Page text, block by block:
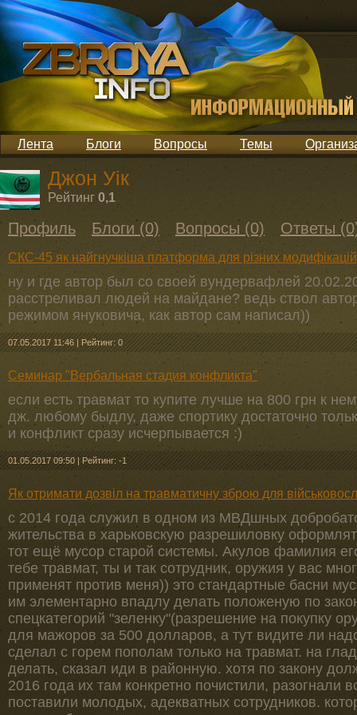
Лента Блоги Вопросы Темы
Джон Уік
Рейтинг 0,1
Профиль Блоги (0) Вопросы (0) Ответы
СКС-45 як найгнучкіша платформа для різних модифікацій
ну и где автор был со своей вундервафлей
расстреливал людей на майдане? ведь ствол
режимом януковича, как автор сам написал))
07.05.2017 11:46 | Рейтинг: 0
Семинар "Вербальная стадия конфликта"
если есть травмат то купите лучше на 800 грн к
дж. любому быдлу, даже спортику достаточно
и конфликт сразу исчерпывается :)
01.05.2017 09:50 | Рейтинг: -1
Як отримати дозвіл на травматичну зброю для
с 2014 года служил в одном из МВДшных
жительства в харьковскую разрешиловку
тот ещё мусор старой системы. Акулов фамилия
тебе травмат, ты и так сотрудник, оружия у вас
применят против меня)) это стандартные басни
им элементарно впадлу делать положеную по
спецкатегорий "зеленку"(разрешение на покупку
для мажоров за 500 долларов, а тут видите ли
сделал с горем пополам только на травмат. на
делать, сказал иди в районную. хотя по закону
2016 года их там конкретно почистили, разогнали
поставили молодых, адекватных сотрудников.